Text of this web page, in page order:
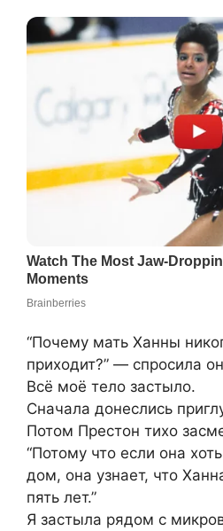
“Почему мать Ханны
приходит?” — спросила
Всё моё тело застыло.
Сначала донеслись
Потом Престон тихо
“Потому что если она
дом, она узнает, что
пять лет.”
Я застыла рядом с